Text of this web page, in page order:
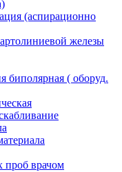
(аспирационно
железы
биполярная ( оборуд.
проб врачом